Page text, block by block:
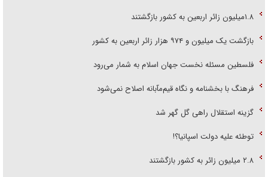
۱.۸میلیون زائر اربعین به کشور بازگشتند
بازگشت یک میلیون و ۹۷۴ هزار زائر اربعین به کشور
فلسطین مسئله نخست جهان اسلام به شمار می‌رود
فرهنگ با بخشنامه و نگاه قیم‌مآبانه اصلاح نمی‌شود
گزینه استقلال راهی گل گهر شد
توطئه علیه دولت اسپانیا؟!
۲.۸ میلیون زائر به کشور بازگشتند